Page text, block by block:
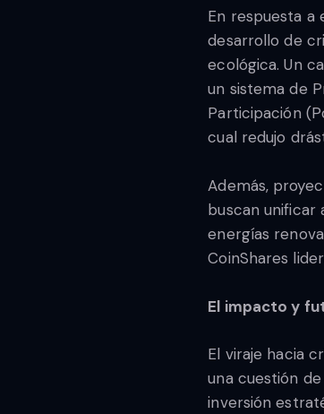
En respuesta a
desarrollo de
ecológica. Un
un sistema de
Participación
cual redujo
Además,
buscan unificar
energías
CoinShares
El impacto y
El viraje hacia
una cuestión
inversión